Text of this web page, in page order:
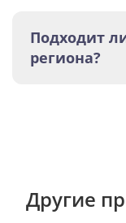
Подходит
региона?
Другие